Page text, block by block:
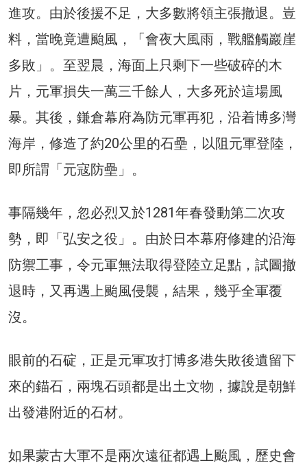
進攻。由於後援不足，大多數將領主張撤退。豈
料，當晚竟遭颱風，「會夜大風雨，戰艦觸巖崖
多敗」。至翌晨，海面上只剩下一些破碎的木
片，元軍損失一萬三千餘人，大多死於這場風
暴。其後，鎌倉幕府為防元軍再犯，沿着博多灣
海岸，修造了約20公里的石壘，以阻元軍登陸，
即所謂「元寇防壘」。
事隔幾年，忽必烈又於1281年春發動第二次攻
勢，即「弘安之役」。由於日本幕府修建的沿海
防禦工事，令元軍無法取得登陸立足點，試圖撤
退時，又再遇上颱風侵襲，結果，幾乎全軍覆
沒。
眼前的石碇，正是元軍攻打博多港失敗後遺留下
來的錨石，兩塊石頭都是出土文物，據說是朝鮮
出發港附近的石材。
如果蒙古大軍不是兩次遠征都遇上颱風，歷史會